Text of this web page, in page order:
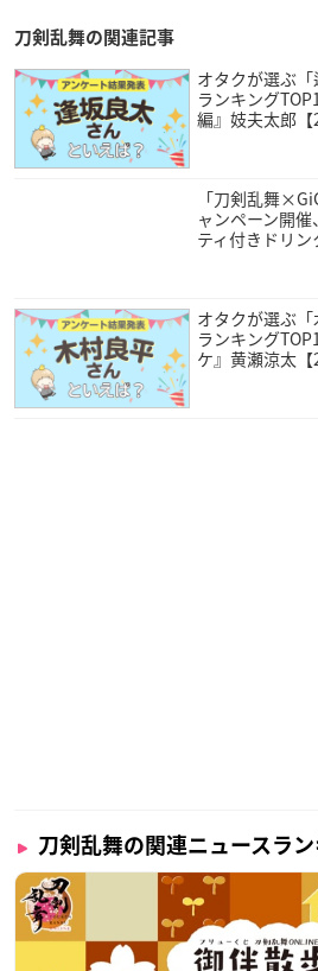
刀剣乱舞の関連記事
オタクが選ぶ「
ランキング
編』妓夫太郎【
「刀剣乱舞
ャンペーン開
ティ付きドリン
オタクが選ぶ「
ランキング
ケ』黄瀬涼太【
刀剣乱舞の関連ニュースラン